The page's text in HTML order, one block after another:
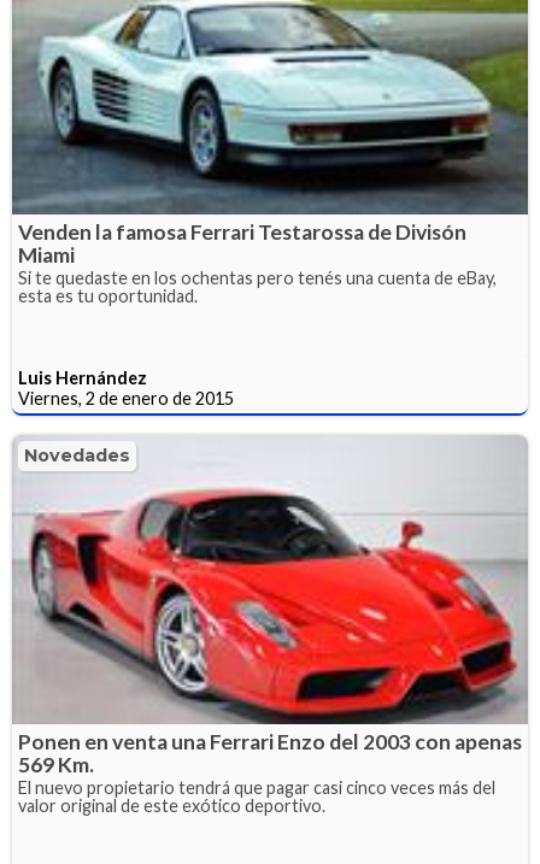
Venden la famosa Ferrari Testarossa de Divisón
Miami
Si te quedaste en los ochentas pero tenés una cuenta de eBay,
esta es tu oportunidad.
Luis Hernández
Viernes, 2 de enero de 2015
Novedades
Ponen en venta una Ferrari Enzo del 2003 con apenas
569 Km.
El nuevo propietario tendrá que pagar casi cinco veces más del
valor original de este exótico deportivo.